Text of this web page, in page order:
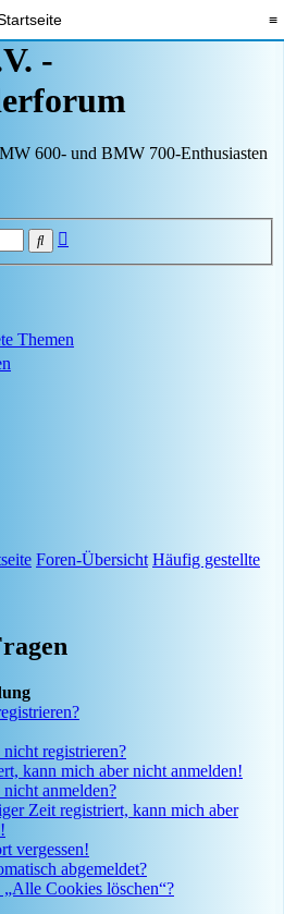
≡
-
600- und BMW 700-Enthusiasten
Suche
Themen
Foren-Übersicht Häufig gestellte
registrieren?
kann mich aber nicht anmelden!
anmelden?
Zeit registriert, kann mich aber
vergessen!
abgemeldet?
Cookies löschen“?